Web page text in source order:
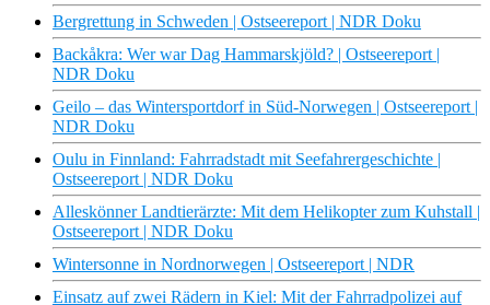
Bergrettung in Schweden | Ostseereport | NDR Doku
Backåkra: Wer war Dag Hammarskjöld? | Ostseereport |
NDR Doku
Geilo – das Wintersportdorf in Süd-Norwegen | Ostseereport |
NDR Doku
Oulu in Finnland: Fahrradstadt mit Seefahrergeschichte |
Ostseereport | NDR Doku
Alleskönner Landtierärzte: Mit dem Helikopter zum Kuhstall |
Ostseereport | NDR Doku
Wintersonne in Nordnorwegen | Ostseereport | NDR
Einsatz auf zwei Rädern in Kiel: Mit der Fahrradpolizei auf